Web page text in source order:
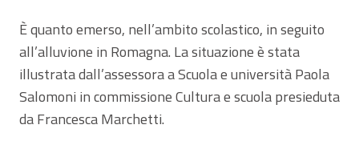
È quanto emerso, nell’ambito scolastico, in seguito
all’alluvione in Romagna. La situazione è stata
illustrata dall’assessora a Scuola e università Paola
Salomoni in commissione Cultura e scuola presieduta
da Francesca Marchetti.